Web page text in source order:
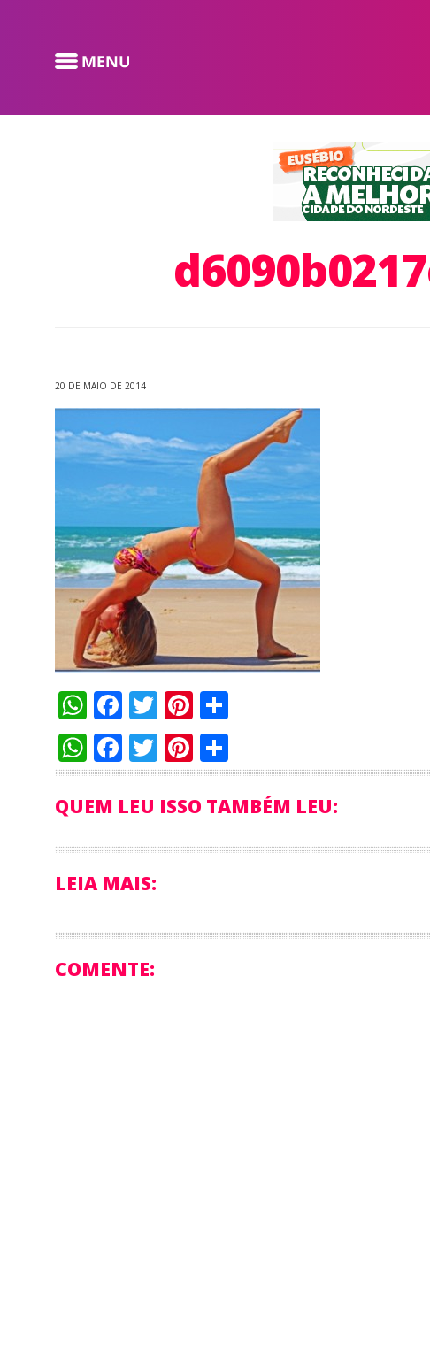
20 DE MAIO DE 2014
WhatsApp
Facebook
TwitterPinterest
WhatsApp
Facebook
TwitterPinterest
QUEM LEU ISSO TAMBÉM LEU:
LEIA MAIS:
COMENTE: